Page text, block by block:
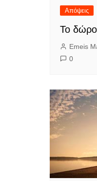
Απόψεις
Το δώρο
Emeis
0